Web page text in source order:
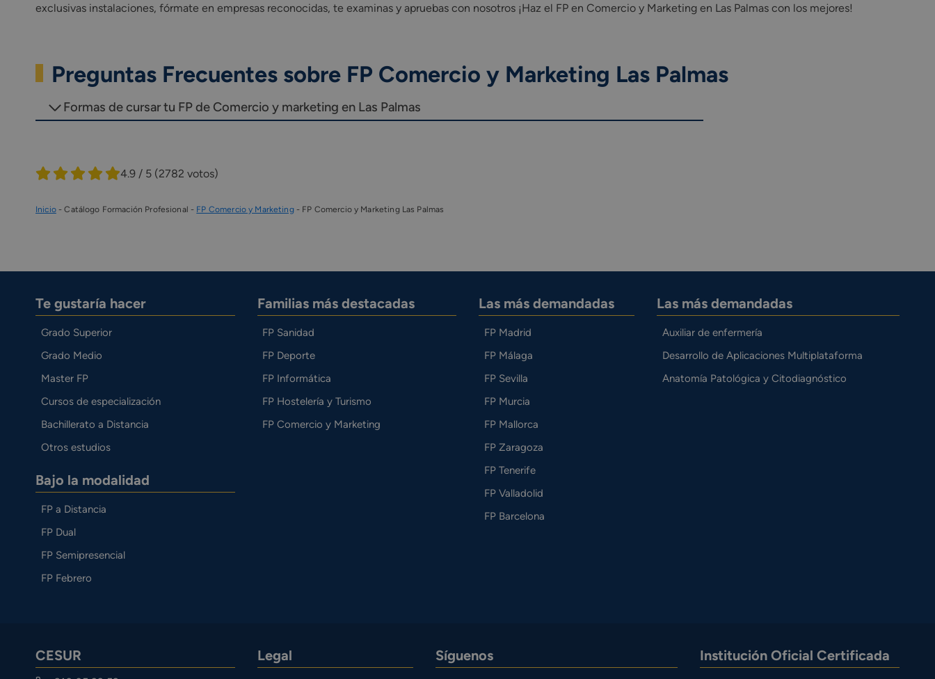
exclusivas instalaciones, fórmate en empresas reconocidas, te examinas y apruebas con nosotros ¡Haz el FP en Comercio y Marketing en Las Palmas con los mejores!
Preguntas Frecuentes sobre FP Comercio y Marketing Las Palmas
Formas de cursar tu FP de Comercio y marketing en Las Palmas
4.9 / 5 (2782 votos)
Inicio-Catálogo Formación Profesional - FP Comercio y Marketing- FP Comercio y Marketing Las Palmas
Te gustaría hacer
Grado Superior
Grado Medio
Master FP
Cursos de especialización
Bachillerato a Distancia
Otros estudios
Bajo la modalidad
FP a Distancia
FP Dual
FP Semipresencial
FP Febrero
Familias más destacadas
FP Sanidad
FP Deporte
FP Informática
FP Hostelería y Turismo
FP Comercio y Marketing
Las más demandadas
FP Madrid
FP Málaga
FP Sevilla
FP Murcia
FP Mallorca
FP Zaragoza
FP Tenerife
FP Valladolid
FP Barcelona
Las más demandadas
Auxiliar de enfermería
Desarrollo de Aplicaciones Multiplataforma
Anatomía Patológica y Citodiagnóstico
CESUR Legal Síguenos Institución Oficial Certificada